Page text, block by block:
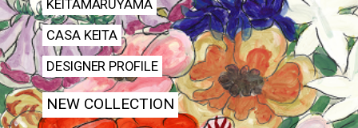
KEITAMARUYAMA
CASA KEITA
DESIGNER PROFILE
NEW COLLECTION